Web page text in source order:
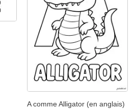
A comme Alligator (en anglais)